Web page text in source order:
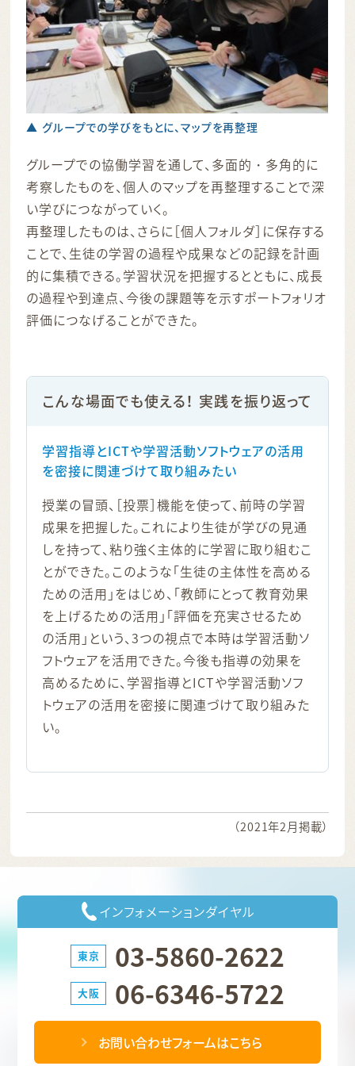
▲ グループでの学びをもとに、マップを再整理
グループでの協働学習を通して、多面的・多角的に
考察したものを、個人のマップを再整理することで深
い学びにつながっていく。
再整理したものは、さらに［個人フォルダ］に保存する
ことで、生徒の学習の過程や成果などの記録を計画
的に集積できる。学習状況を把握するとともに、成長
の過程や到達点、今後の課題等を示すポートフォリオ
評価につなげることができた。
こんな場面でも使える！ 実践を振り返って
学習指導とICTや学習活動ソフトウェアの活用
を密接に関連づけて取り組みたい
授業の冒頭、［投票］機能を使って、前時の学習
成果を把握した。これにより生徒が学びの見通
しを持って、粘り強く主体的に学習に取り組むこ
とができた。このような「生徒の主体性を高める
ための活用」をはじめ、「教師にとって教育効果
を上げるための活用」「評価を充実させるため
の活用」という、3つの視点で本時は学習活動ソ
フトウェアを活用できた。今後も指導の効果を
高めるために、学習指導とICTや学習活動ソフ
トウェアの活用を密接に関連づけて取り組みた
い。
（2021年2月掲載）
インフォメーションダイヤル
東京 03-5860-2622
大阪 06-6346-5722
お問い合わせフォームはこちら